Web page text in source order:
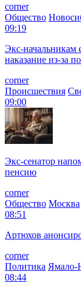
corner
Общество
09:19
Экс-начальникам
наказание из-за
corner
Происшествия
09:00
Экс-сенатор
пенсию
corner
Общество Москва
08:51
Артюхов
corner
Политика Ямало-
08:44